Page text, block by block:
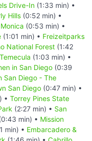
Drive-In (1:33 min) •
Hills (0:52 min) •
(0:53 min) •
(1:01 min) • Freizeitparks
National Forest (1:42
Temecula (1:03 min) •
in San Diego (0:39
San Diego - The
San Diego (0:47 min) •
• Torrey Pines State
(2:27 min) • San
min) • Mission
min) • Embarcadero &